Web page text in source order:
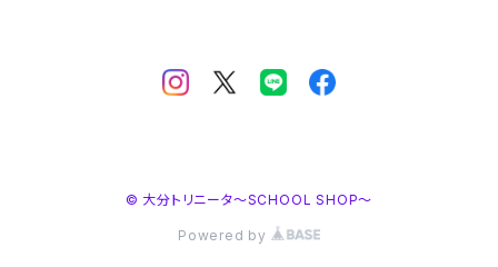
© 大分トリニータ～SCHOOL SHOP～
Powered by